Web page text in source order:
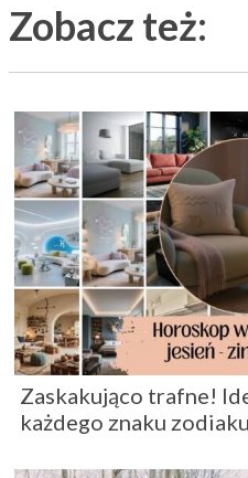
Zobacz też:
Zaskakująco trafne!
każdego znaku